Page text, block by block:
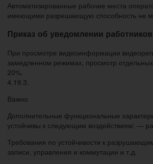
Автоматизированные рабочие места
имеющими разрешающую способность не
Приказ об уведомлении
При просмотре видеоинформации
замедленном режимах, просмотр
20%.
4.19.3.
Важно
Дополнительные функциональные
устойчивы к следующим воздействиям: —
Требования по устойчивости к
записи, управления и коммутации и т.д.